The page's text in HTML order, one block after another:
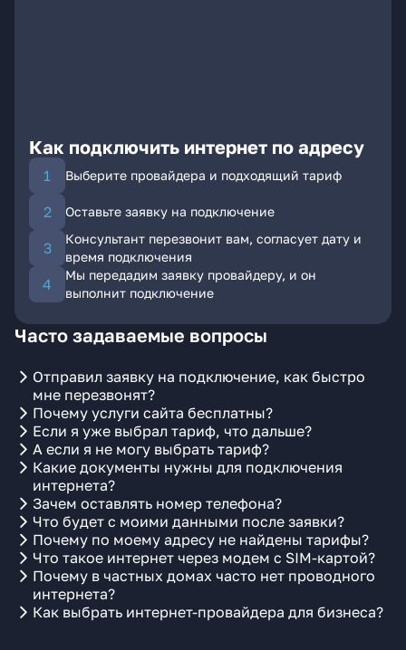
Как подключить интернет по адресу
Выберите провайдера и подходящий тариф
Оставьте заявку на подключение
Консультант перезвонит вам, согласует дату и
время подключения
Мы передадим заявку провайдеру, и он
выполнит подключение
Часто задаваемые вопросы
Отправил заявку на подключение, как быстро
мне перезвонят?
Почему услуги сайта бесплатны?
Если я уже выбрал тариф, что дальше?
А если я не могу выбрать тариф?
Какие документы нужны для подключения
интернета?
Зачем оставлять номер телефона?
Что будет с моими данными после заявки?
Почему по моему адресу не найдены тарифы?
Что такое интернет через модем с SIM-картой?
Почему в частных домах часто нет проводного
интернета?
Как выбрать интернет-провайдера для бизнеса?